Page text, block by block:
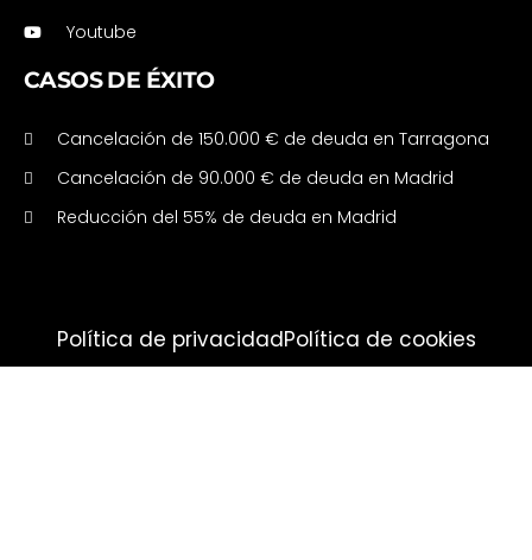
Youtube
CASOS DE ÉXITO
Cancelación de 150.000 € de deuda en Tarragona
Cancelación de 90.000 € de deuda en Madrid
Reducción del 55% de deuda en Madrid
Política de privacidadPolítica de cookies